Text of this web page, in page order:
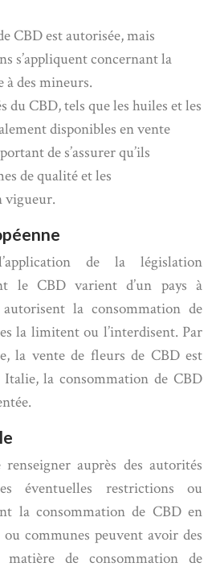
CBD est autorisée, mais
s’appliquent concernant la
des mineurs.
du CBD, tels que les huiles et les
disponibles en vente
de s’assurer qu’ils
de qualité et les
vigueur.
de la législation
le CBD varient d’un pays à
la consommation de
la limitent ou l’interdisent. Par
la vente de fleurs de CBD est
Italie, la consommation de CBD
auprès des autorités
éventuelles restrictions ou
la consommation de CBD en
communes peuvent avoir des
matière de consommation de